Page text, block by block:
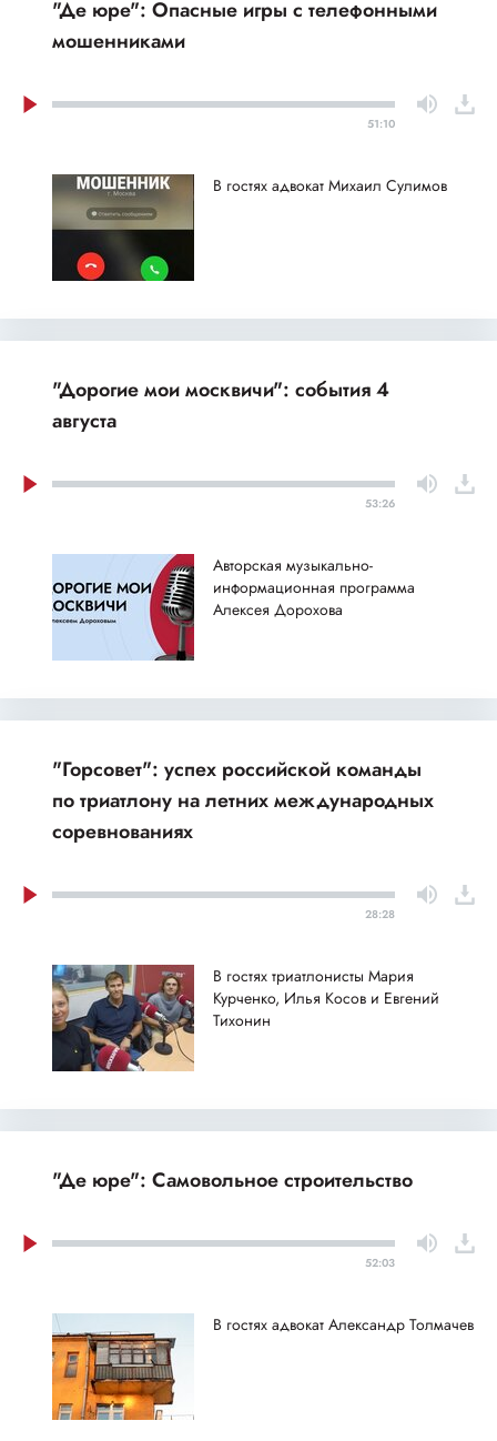
"Де юре": Опасные игры с телефонными
мошенниками
51:10
В гостях адвокат Михаил Сулимов
"Дорогие мои москвичи": события 4
августа
53:26
Авторская музыкально-
информационная программа
Алексея Дорохова
"Горсовет": успех российской команды
по триатлону на летних международных
соревнованиях
28:28
В гостях триатлонисты Мария
Курченко, Илья Косов и Евгений
Тихонин
"Де юре": Самовольное строительство
52:03
В гостях адвокат Александр Толмачев